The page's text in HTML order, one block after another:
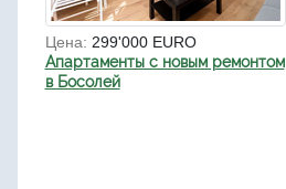
Цена: 299'000 EURO
Апартаменты с новым ремонтом
в Босолей